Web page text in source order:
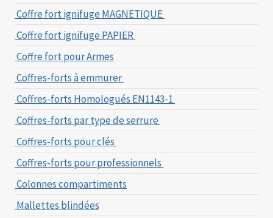
Coffre fort ignifuge MAGNETIQUE
Coffre fort ignifuge PAPIER
Coffre fort pour Armes
Coffres-forts à emmurer
Coffres-forts Homologués EN1143-1
Coffres-forts par type de serrure
Coffres-forts pour clés
Coffres-forts pour professionnels
Colonnes compartiments
Mallettes blindées